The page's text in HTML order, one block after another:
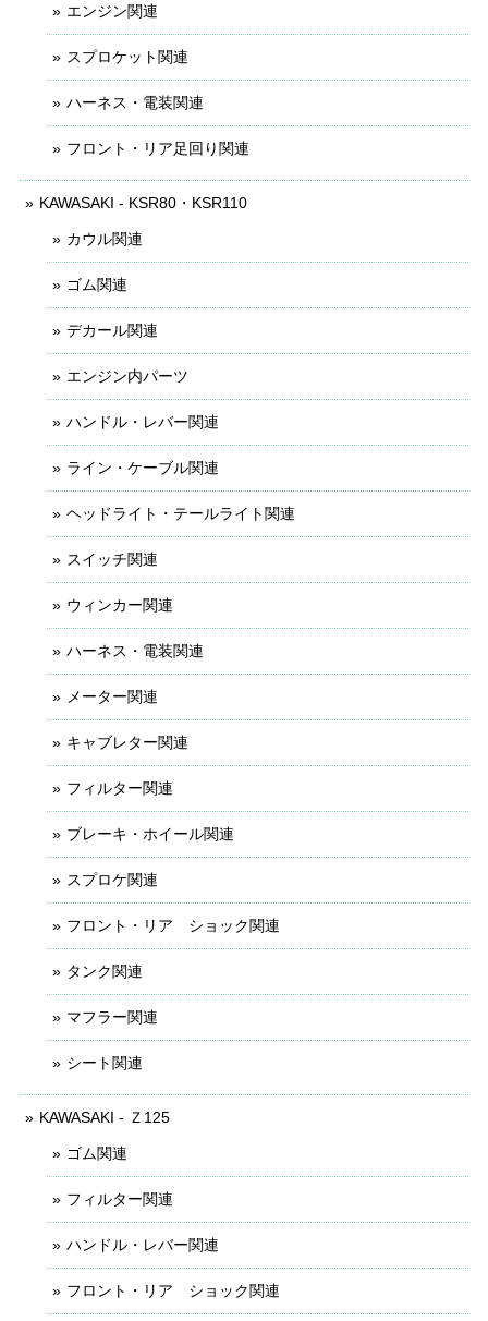
エンジン関連
スプロケット関連
ハーネス・電装関連
フロント・リア足回り関連
KAWASAKI - KSR80・KSR110
カウル関連
ゴム関連
デカール関連
エンジン内パーツ
ハンドル・レバー関連
ライン・ケーブル関連
ヘッドライト・テールライト関連
スイッチ関連
ウィンカー関連
ハーネス・電装関連
メーター関連
キャブレター関連
フィルター関連
ブレーキ・ホイール関連
スプロケ関連
フロント・リア ショック関連
タンク関連
マフラー関連
シート関連
KAWASAKI - Ｚ125
ゴム関連
フィルター関連
ハンドル・レバー関連
フロント・リア ショック関連